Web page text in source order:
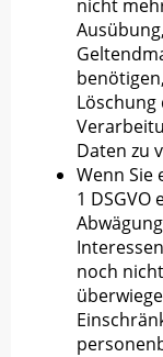
nicht
Daten zu
Wenn Sie
1 DSGVO
noch